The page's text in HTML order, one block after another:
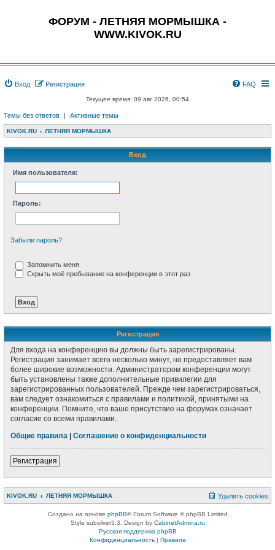
ФОРУМ - ЛЕТНЯЯ МОРМЫШКА -
WWW.KIVOK.RU
Вход Регистрация FAQ
Текущее время: 09 авг 2026, 00:54
Темы без ответов | Активные темы
KIVOK.RU ЛЕТНЯЯ МОРМЫШКА
Вход
Имя пользователя:
Пароль:
Забыли пароль?
Запомнить меня
Скрыть моё пребывание на конференции в этот раз
Регистрация
Для входа на конференцию вы должны быть зарегистрированы.
Регистрация занимает всего несколько минут, но предоставляет вам
более широкие возможности. Администратором конференции могут
быть установлены также дополнительные привилегии для
зарегистрированных пользователей. Прежде чем зарегистрироваться,
вам следует ознакомиться с правилами и политикой, принятыми на
конференции. Помните, что ваше присутствие на форумах означает
согласие со всеми правилами.
Общие правила
Соглашение о конфиденциальности
Регистрация
KIVOK.RU ЛЕТНЯЯ МОРМЫШКА Удалить cookies
Создано на основе phpBB® Forum Software © phpBB Limited
Style subsilver3.3. Design by CabinetAdmina.ru
Русская поддержка phpBB
Конфиденциальность| Правила